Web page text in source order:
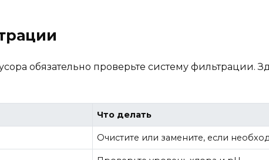
обязательно проверьте систему фильтрации.
Что делать
Очистите или замените, если